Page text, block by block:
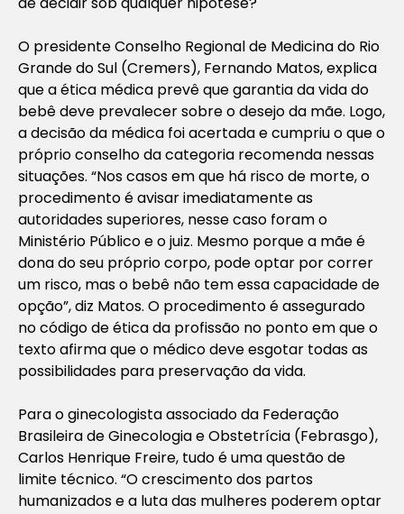
O presidente Conselho Regional de Medicina do Rio
Grande do Sul (Cremers), Fernando Matos, explica
que a ética médica prevê que garantia da vida do
bebê deve prevalecer sobre o desejo da mãe. Logo,
a decisão da médica foi acertada e cumpriu o que o
próprio conselho da categoria recomenda nessas
situações. “Nos casos em que há risco de morte, o
procedimento é avisar imediatamente as
autoridades superiores, nesse caso foram o
Ministério Público e o juiz. Mesmo porque a mãe é
dona do seu próprio corpo, pode optar por correr
um risco, mas o bebê não tem essa capacidade de
opção”, diz Matos. O procedimento é assegurado
no código de ética da profissão no ponto em que o
texto afirma que o médico deve esgotar todas as
possibilidades para preservação da vida.
Para o ginecologista associado da Federação
Brasileira de Ginecologia e Obstetrícia (Febrasgo),
Carlos Henrique Freire, tudo é uma questão de
limite técnico. “O crescimento dos partos
humanizados e a luta das mulheres poderem optar